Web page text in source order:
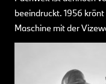
beeindruckt. 1956
Maschine mit der